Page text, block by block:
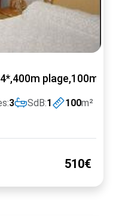
plage,100m
3 SdB:1 100m²
510€